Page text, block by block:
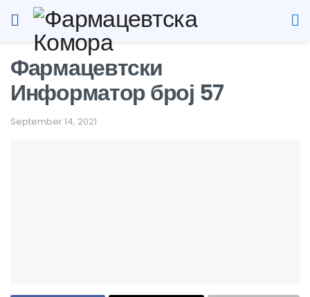
Фармацевтски
Информатор број 57
September 14, 2021